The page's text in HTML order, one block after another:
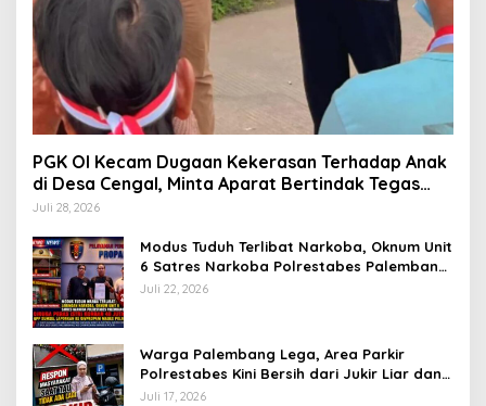
PGK OI Kecam Dugaan Kekerasan Terhadap Anak
di Desa Cengal, Minta Aparat Bertindak Tegas
Jika Terbukti
Juli 28, 2026
Modus Tuduh Terlibat Narkoba, Oknum Unit
6 Satres Narkoba Polrestabes Palembang
Diduga Peras Istri Korban Rp40 Juta, GPP
Juli 22, 2026
Warga Palembang Lega, Area Parkir
Polrestabes Kini Bersih dari Jukir Liar dan
Gratis
Juli 17, 2026